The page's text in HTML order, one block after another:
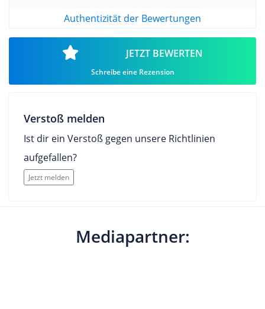
Authentizität der Bewertungen
JETZT BEWERTEN
Schreibe eine Rezension
Verstoß melden
Ist dir ein Verstoß gegen unsere Richtlinien
aufgefallen?
Jetzt melden
Mediapartner: